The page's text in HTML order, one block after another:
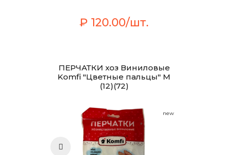
₽ 120.00/шт.
ПЕРЧАТКИ хоз Виниловые
Komfi "Цветные пальцы" М
(12)(72)
new